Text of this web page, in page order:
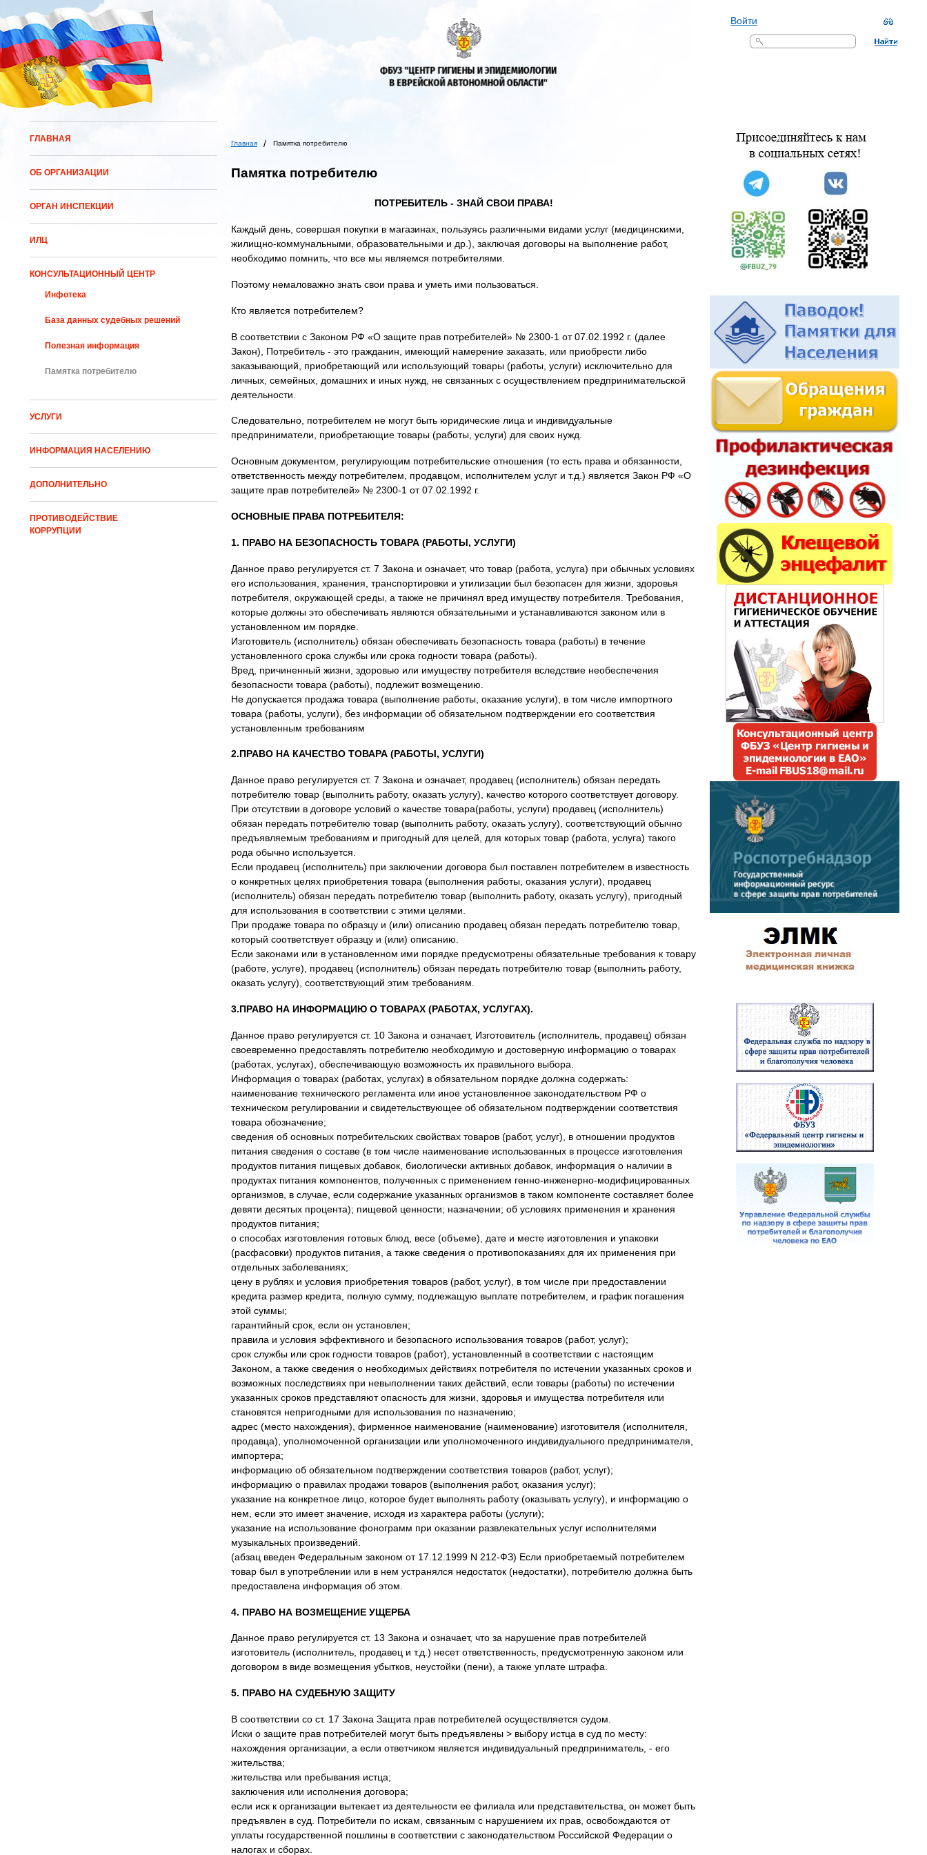
Войти
Поиск
ГЛАВНАЯ
ОБ ОРГАНИЗАЦИИ
ОРГАН ИНСПЕКЦИИ
ИЛЦ
КОНСУЛЬТАЦИОННЫЙ ЦЕНТР
Инфотека
База данных судебных решений
Полезная информация
Памятка потребителю
УСЛУГИ
ИНФОРМАЦИЯ НАСЕЛЕНИЮ
ДОПОЛНИТЕЛЬНО
ПРОТИВОДЕЙСТВИЕ
КОРРУПЦИИ
Главная Памятка потребителю
Памятка потребителю
ПОТРЕБИТЕЛЬ - ЗНАЙ СВОИ ПРАВА!
Каждый день, совершая покупки в магазинах, пользуясь различными видами услуг (медицинскими,
жилищно-коммунальными, образовательными и др.), заключая договоры на выполнение работ,
необходимо помнить, что все мы являемся потребителями.
Поэтому немаловажно знать свои права и уметь ими пользоваться.
Кто является потребителем?
В соответствии с Законом РФ «О защите прав потребителей» № 2300-1 от 07.02.1992 г. (далее
Закон), Потребитель - это гражданин, имеющий намерение заказать, или приобрести либо
заказывающий, приобретающий или использующий товары (работы, услуги) исключительно для
личных, семейных, домашних и иных нужд, не связанных с осуществлением предпринимательской
деятельности.
Следовательно, потребителем не могут быть юридические лица и индивидуальные
предприниматели, приобретающие товары (работы, услуги) для своих нужд.
Основным документом, регулирующим потребительские отношения (то есть права и обязанности,
ответственность между потребителем, продавцом, исполнителем услуг и т.д.) является Закон РФ «О
защите прав потребителей» № 2300-1 от 07.02.1992 г.
ОСНОВНЫЕ ПРАВА ПОТРЕБИТЕЛЯ:
1. ПРАВО НА БЕЗОПАСНОСТЬ ТОВАРА (РАБОТЫ, УСЛУГИ)
Данное право регулируется ст. 7 Закона и означает, что товар (работа, услуга) при обычных условиях
его использования, хранения, транспортировки и утилизации был безопасен для жизни, здоровья
потребителя, окружающей среды, а также не причинял вред имуществу потребителя. Требования,
которые должны это обеспечивать являются обязательными и устанавливаются законом или в
установленном им порядке.
Изготовитель (исполнитель) обязан обеспечивать безопасность товара (работы) в течение
установленного срока службы или срока годности товара (работы).
Вред, причиненный жизни, здоровью или имуществу потребителя вследствие необеспечения
безопасности товара (работы), подлежит возмещению.
Не допускается продажа товара (выполнение работы, оказание услуги), в том числе импортного
товара (работы, услуги), без информации об обязательном подтверждении его соответствия
установленным требованиям
2.ПРАВО НА КАЧЕСТВО ТОВАРА (РАБОТЫ, УСЛУГИ)
Данное право регулируется ст. 7 Закона и означает, продавец (исполнитель) обязан передать
потребителю товар (выполнить работу, оказать услугу), качество которого соответствует договору.
При отсутствии в договоре условий о качестве товара(работы, услуги) продавец (исполнитель)
обязан передать потребителю товар (выполнить работу, оказать услугу), соответствующий обычно
предъявляемым требованиям и пригодный для целей, для которых товар (работа, услуга) такого
рода обычно используется.
Если продавец (исполнитель) при заключении договора был поставлен потребителем в известность
о конкретных целях приобретения товара (выполнения работы, оказания услуги), продавец
(исполнитель) обязан передать потребителю товар (выполнить работу, оказать услугу), пригодный
для использования в соответствии с этими целями.
При продаже товара по образцу и (или) описанию продавец обязан передать потребителю товар,
который соответствует образцу и (или) описанию.
Если законами или в установленном ими порядке предусмотрены обязательные требования к товару
(работе, услуге), продавец (исполнитель) обязан передать потребителю товар (выполнить работу,
оказать услугу), соответствующий этим требованиям.
3.ПРАВО НА ИНФОРМАЦИЮ О ТОВАРАХ (РАБОТАХ, УСЛУГАХ).
Данное право регулируется ст. 10 Закона и означает, Изготовитель (исполнитель, продавец) обязан
своевременно предоставлять потребителю необходимую и достоверную информацию о товарах
(работах, услугах), обеспечивающую возможность их правильного выбора.
Информация о товарах (работах, услугах) в обязательном порядке должна содержать:
наименование технического регламента или иное установленное законодательством РФ о
техническом регулировании и свидетельствующее об обязательном подтверждении соответствия
товара обозначение;
сведения об основных потребительских свойствах товаров (работ, услуг), в отношении продуктов
питания сведения о составе (в том числе наименование использованных в процессе изготовления
продуктов питания пищевых добавок, биологически активных добавок, информация о наличии в
продуктах питания компонентов, полученных с применением генно-инженерно-модифицированных
организмов, в случае, если содержание указанных организмов в таком компоненте составляет более
девяти десятых процента); пищевой ценности; назначении; об условиях применения и хранения
продуктов питания;
о способах изготовления готовых блюд, весе (объеме), дате и месте изготовления и упаковки
(расфасовки) продуктов питания, а также сведения о противопоказаниях для их применения при
отдельных заболеваниях;
цену в рублях и условия приобретения товаров (работ, услуг), в том числе при предоставлении
кредита размер кредита, полную сумму, подлежащую выплате потребителем, и график погашения
этой суммы;
гарантийный срок, если он установлен;
правила и условия эффективного и безопасного использования товаров (работ, услуг);
срок службы или срок годности товаров (работ), установленный в соответствии с настоящим
Законом, а также сведения о необходимых действиях потребителя по истечении указанных сроков и
возможных последствиях при невыполнении таких действий, если товары (работы) по истечении
указанных сроков представляют опасность для жизни, здоровья и имущества потребителя или
становятся непригодными для использования по назначению;
адрес (место нахождения), фирменное наименование (наименование) изготовителя (исполнителя,
продавца), уполномоченной организации или уполномоченного индивидуального предпринимателя,
импортера;
информацию об обязательном подтверждении соответствия товаров (работ, услуг);
информацию о правилах продажи товаров (выполнения работ, оказания услуг);
указание на конкретное лицо, которое будет выполнять работу (оказывать услугу), и информацию о
нем, если это имеет значение, исходя из характера работы (услуги);
указание на использование фонограмм при оказании развлекательных услуг исполнителями
музыкальных произведений.
(абзац введен Федеральным законом от 17.12.1999 N 212-ФЗ) Если приобретаемый потребителем
товар был в употреблении или в нем устранялся недостаток (недостатки), потребителю должна быть
предоставлена информация об этом.
4. ПРАВО НА ВОЗМЕЩЕНИЕ УЩЕРБА
Данное право регулируется ст. 13 Закона и означает, что за нарушение прав потребителей
изготовитель (исполнитель, продавец и т.д.) несет ответственность, предусмотренную законом или
договором в виде возмещения убытков, неустойки (пени), а также уплате штрафа.
5. ПРАВО НА СУДЕБНУЮ ЗАЩИТУ
В соответствии со ст. 17 Закона Защита прав потребителей осуществляется судом.
Иски о защите прав потребителей могут быть предъявлены > выбору истца в суд по месту:
нахождения организации, а если ответчиком является индивидуальный предприниматель, - его
жительства;
жительства или пребывания истца;
заключения или исполнения договора;
если иск к организации вытекает из деятельности ее филиала или представительства, он может быть
предъявлен в суд. Потребители по искам, связанным с нарушением их прав, освобождаются от
уплаты государственной пошлины в соответствии с законодательством Российской Федерации о
налогах и сборах.